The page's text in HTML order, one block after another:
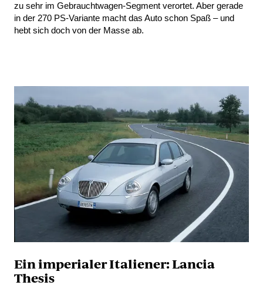
zu sehr im Gebrauchtwagen-Segment verortet. Aber gerade
in der 270 PS-Variante macht das Auto schon Spaß – und
hebt sich doch von der Masse ab.
Ein imperialer Italiener: Lancia
Thesis